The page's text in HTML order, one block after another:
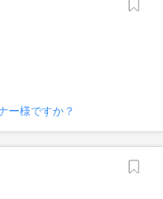
ー様ですか？